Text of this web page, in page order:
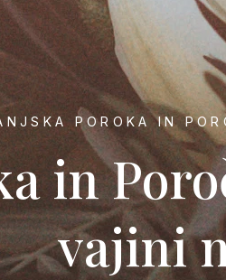
POROKA IN
in
vajini